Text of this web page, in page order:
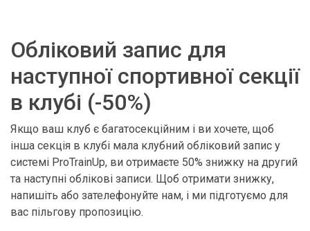
Обліковий запис для
наступної спортивної секції
в клубі (-50%)
Якщо ваш клуб є багатосекційним і ви хочете, щоб
інша секція в клубі мала клубний обліковий запис у
системі ProTrainUp, ви отримаєте 50% знижку на другий
та наступні облікові записи. Щоб отримати знижку,
напишіть або зателефонуйте нам, і ми підготуємо для
вас пільгову пропозицію.